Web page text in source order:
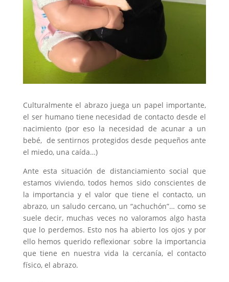
Culturalmente el abrazo juega un papel importante,
el ser humano tiene necesidad de contacto desde el
nacimiento (por eso la necesidad de acunar a un
bebé, de sentirnos protegidos desde pequeños ante
el miedo, una caída…)
Ante esta situación de distanciamiento social que
estamos viviendo, todos hemos sido conscientes de
la importancia y el valor que tiene el contacto, un
abrazo, un saludo cercano, un “achuchón”… como se
suele decir, muchas veces no valoramos algo hasta
que lo perdemos. Esto nos ha abierto los ojos y por
ello hemos querido reflexionar sobre la importancia
que tiene en nuestra vida la cercanía, el contacto
físico, el abrazo.